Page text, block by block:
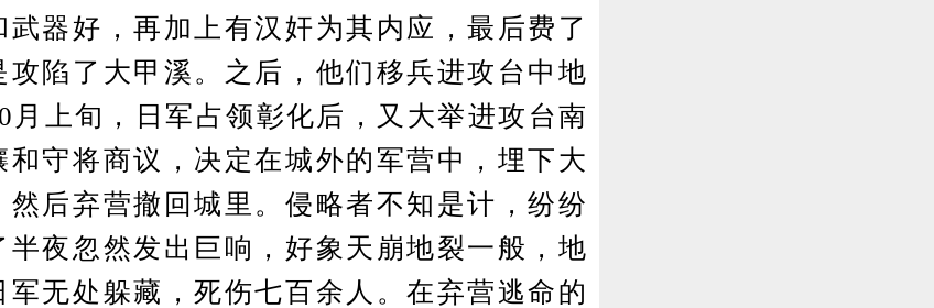
武器好，再加上有汉奸为其内应，最后费了
攻陷了大甲溪。之后，他们移兵进攻台中地
月上旬，日军占领彰化后，又大举进攻台南
和守将商议，决定在城外的军营中，埋下大
然后弃营撤回城里。侵略者不知是计，纷纷
半夜忽然发出巨响，好象天崩地裂一般，地
军无处躲藏，死伤七百余人。在弃营逃命的